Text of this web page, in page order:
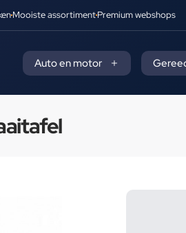
Mooiste assortimentPremium webshops
Auto en motor